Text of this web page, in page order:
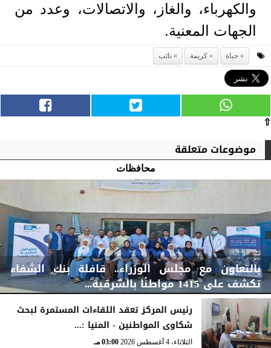
والكهرباء، والغاز، والاتصالات، وعدد من
الجهات المعنية.
حياة كريمة نائب
⇧
موضوعات متعلقة
محافظات
بالتعاون مع مجلس الوزراء.. قافلة بنك الشفاء
تكشف على 1415 مواطنًا بالشرقية...
الخميس، 6 أغسطس 2026 04:59 مـ
رئيس المركز تعقد اللقاءات المستمرة لبحث
شكاوى المواطنين - المنيا :...
الثلاثاء، 4 أغسطس 2026 03:00 مـ